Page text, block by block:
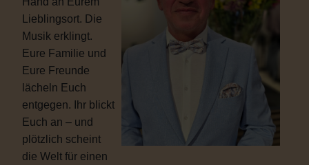
Lieblingsort. Die
Musik erklingt.
Eure Familie und
Eure Freunde
lächeln Euch
entgegen. Ihr blickt
Euch an – und
plötzlich scheint
die Welt für einen